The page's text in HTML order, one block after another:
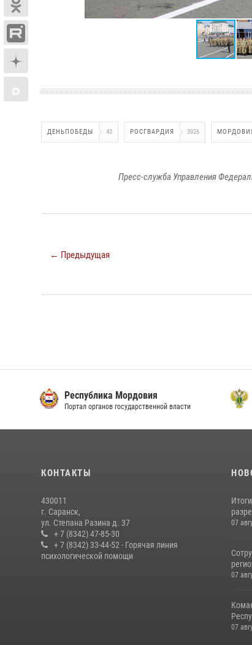
ДЕНЬПОБЕДЫ 43 РОСГВАРДИЯ 3926
Пресс-служба Управления
← Предыдущая
Республика Мордовия
Портал органов государственной власти
КОНТАКТЫ
430011
г. Саранск,
ул. Степана Разина д. 37
+ 7 (8342) 47-85-30
+ 7 (8342) 33-44-52 - Горячая линия
психологической помощи
07
07
07